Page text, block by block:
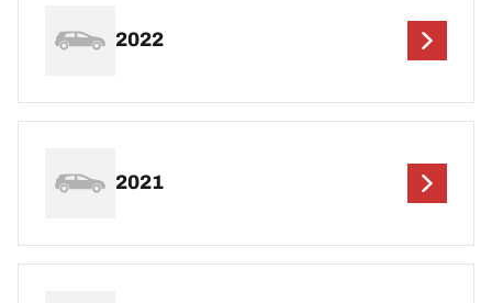
2022
2021